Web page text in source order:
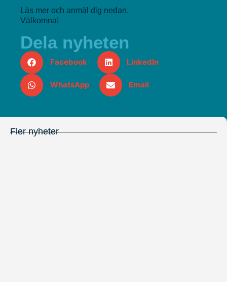
Läs mer och anmäl dig nedan.
Välkomna!
Dela nyheten
Facebook LinkedIn
WhatsApp Email
Fler nyheter